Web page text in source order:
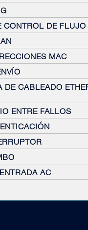
CONTROL DE FLUJO
MAC
DE CABLEADO
ENTRE FALLOS
AC